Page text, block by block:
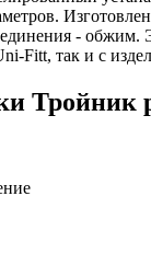
-
Fitt, так и с